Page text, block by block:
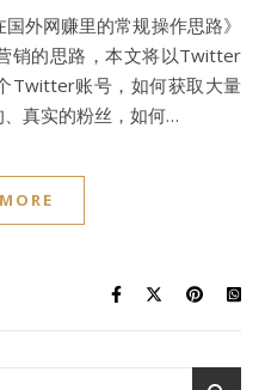
销的思路，本文将以Twitter
Twitter账号，如何获取大量
真实的粉丝，如何…